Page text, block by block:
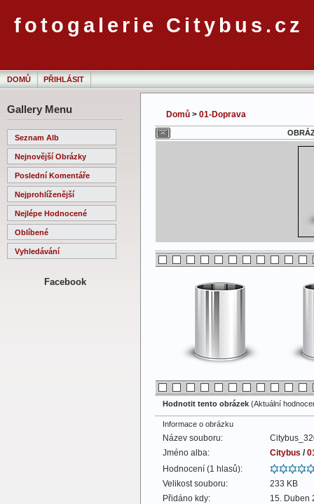
fotogalerie Citybus.cz
DOMŮ PŘIHLÁSIT
Gallery Menu
Seznam Alb
Nejnovější Obrázky
Poslední Komentáře
Nejprohlíženější
Nejlépe Hodnocené
Oblíbené
Vyhledávání
Facebook
Domů > 01-Doprava
Hodnotit tento obrázek (Aktuální
Informace o obrázku
Název souboru:
Jméno alba:
Citybus /
Hodnocení (1 hlasů):
Velikost souboru:
233 KB
Přidáno kdy:
15. Duben